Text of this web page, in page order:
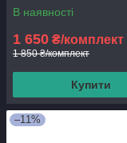
В наявності
1 650 ₴/комплект
1 850 ₴/комплект
Купити
–11%